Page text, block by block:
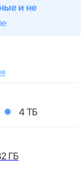
и не
4 ТБ
ГБ